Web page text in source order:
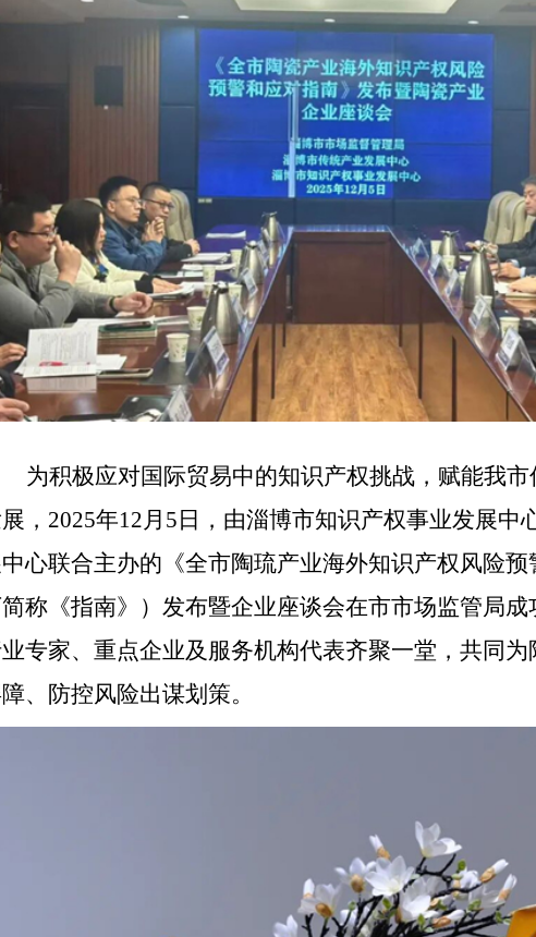
为积极应对国际贸易中的知识产权挑战，赋能我
， 2025年12月5日，由淄博市知识产权事业发展中
心联合主办的《全市陶琉产业海外知识产权风险
称《指南》）发布暨企业座谈会在市市场监管局成
专家、重点企业及服务机构代表齐聚一堂，共同为
、防控风险出谋划策。